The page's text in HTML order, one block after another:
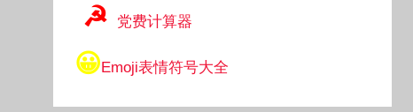
☭ 党费计算器
😀Emoji表情符号大全